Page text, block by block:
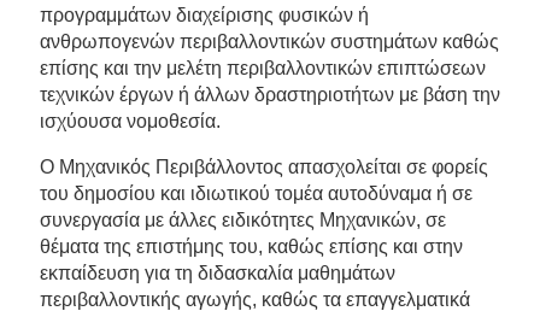
προγραμμάτων διαχείρισης φυσικών ή
ανθρωπογενών περιβαλλοντικών συστημάτων καθώς
επίσης και την μελέτη περιβαλλοντικών επιπτώσεων
τεχνικών έργων ή άλλων δραστηριοτήτων με βάση την
ισχύουσα νομοθεσία.
Ο Μηχανικός Περιβάλλοντος απασχολείται σε φορείς
του δημοσίου και ιδιωτικού τομέα αυτοδύναμα ή σε
συνεργασία με άλλες ειδικότητες Μηχανικών, σε
θέματα της επιστήμης του, καθώς επίσης και στην
εκπαίδευση για τη διδασκαλία μαθημάτων
περιβαλλοντικής αγωγής, καθώς τα επαγγελματικά